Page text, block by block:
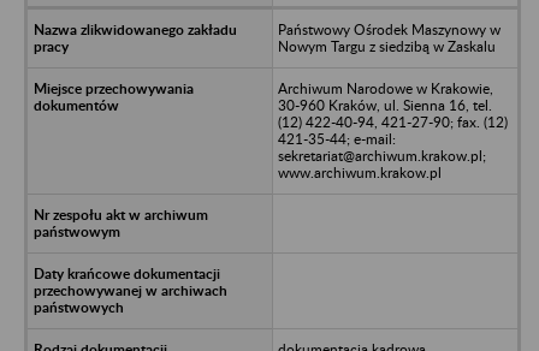
Państwowy Ośrodek Maszynowy w
Nowym Targu z siedzibą w Zaskalu
Archiwum Narodowe w Krakowie,
30-960 Kraków, ul. Sienna 16, tel.
(12) 422-40-94, 421-27-90; fax. (12)
421-35-44; e-mail:
sekretariat@archiwum.krakow.pl;
www.archiwum.krakow.pl